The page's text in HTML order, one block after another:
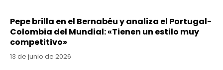
Pepe brilla en el Bernabéu y analiza el Portugal-
Colombia del Mundial: «Tienen un estilo muy
competitivo»
13 de junio de 2026